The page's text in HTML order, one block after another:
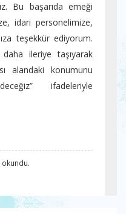
Bu başarıda emeği
idari personelimize,
teşekkür ediyorum.
daha ileriye taşıyarak
alandaki konumunu
ifadeleriyle
okundu.